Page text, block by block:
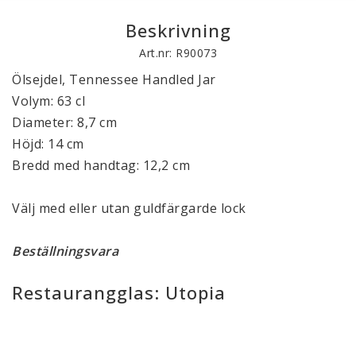
Beskrivning
Art.nr: R90073
Ölsejdel, Tennessee Handled Jar
Volym: 63 cl
Diameter: 8,7 cm
Höjd: 14 cm
Bredd med handtag: 12,2 cm
Välj med eller utan guldfärgarde lock
Beställningsvara
Restaurangglas: Utopia